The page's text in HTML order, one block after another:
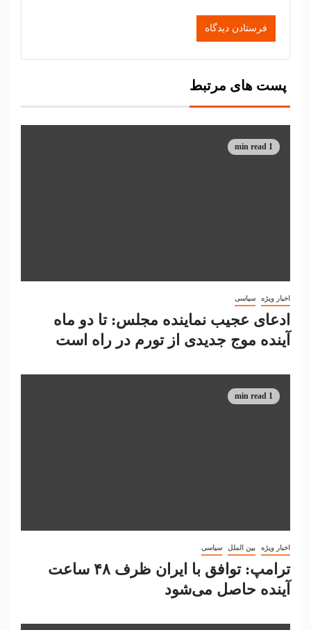
پست های مرتبط
1 min read
اخبار ویژه سیاسی
ادعای عجیب نماینده مجلس: تا دو ماه
آینده موج جدیدی از تورم در راه است
1 min read
اخبار ویژه بین الملل سیاسی
ترامپ: توافق با ایران ظرف ۴۸ ساعت
آینده حاصل می‌شود